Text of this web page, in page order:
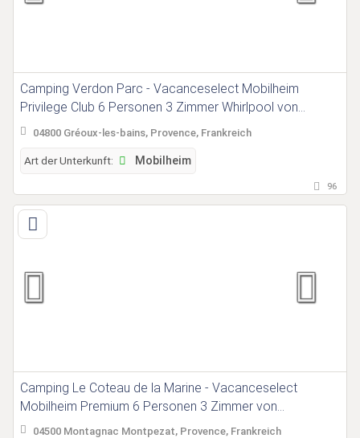
Camping Verdon Parc - Vacanceselect Mobilheim
Privilege Club 6 Personen 3 Zimmer Whirlpool von
Vacanceselect auf Camping Verdon Parc
04800 Gréoux-les-bains, Provence, Frankreich
Art der Unterkunft: Mobilheim
96
Camping Le Coteau de la Marine - Vacanceselect
Mobilheim Premium 6 Personen 3 Zimmer von
Vacanceselect auf Camping Le Coteau de la Marine
04500 Montagnac Montpezat, Provence, Frankreich